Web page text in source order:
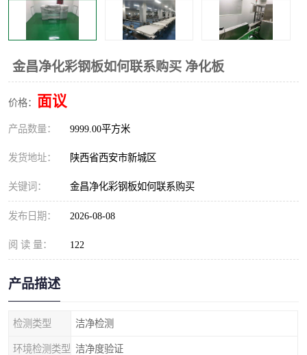
金昌净化彩钢板如何联系购买 净化板
价格： 面议
产品数量： 9999.00平方米
发货地址： 陕西省西安市新城区
关键词： 金昌净化彩钢板如何联系购买
发布日期： 2026-08-08
阅 读 量： 122
产品描述
检测类型 洁净检测
环境检测类型 洁净度验证